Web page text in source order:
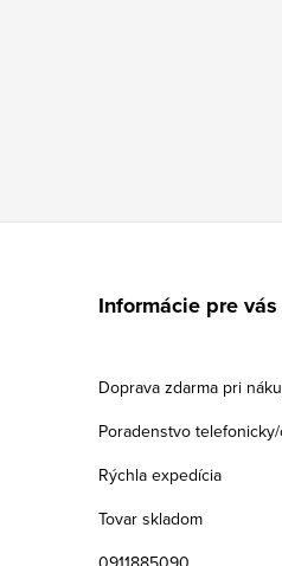
Informácie pre vás
Doprava zdarma pri
Poradenstvo
Rýchla expedícia
Tovar skladom